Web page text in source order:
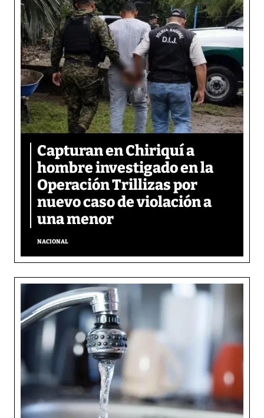
Capturan en Chiriquí a
hombre investigado en la
Operación Trillizas por
nuevo caso de violación a
una menor
NACIONAL